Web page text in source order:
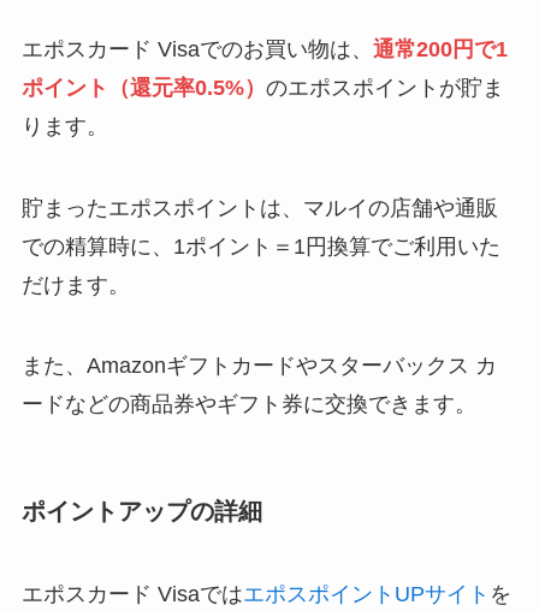
エポスカード Visaでのお買い物は、 通常200円で1
ポイント（還元率0.5%） のエポスポイントが貯ま
ります。
貯まったエポスポイントは、マルイの店舗や通販
での精算時に、1ポイント＝1円換算でご利用いた
だけます。
また、Amazonギフトカードやスターバックス カ
ードなどの商品券やギフト券に交換できます。
ポイントアップの詳細
エポスカード VisaではエポスポイントUPサイト を